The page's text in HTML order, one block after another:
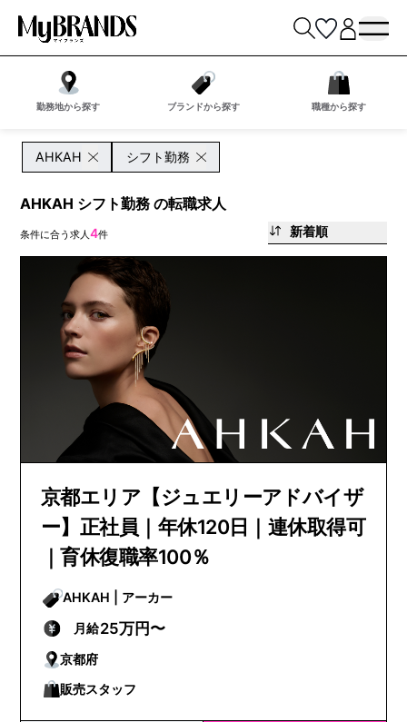
勤務地から探す ブランドから探す 職種から探す
AHKAH シフト勤務
AHKAH シフト勤務 の転職求人
条件に合う求人4件 新着順
京都エリア【ジュエリーアドバイザ
ー】正社員｜年休120日｜連休取得可
｜育休復職率100％
AHKAH | アーカー
月給25万円〜
京都府
販売スタッフ